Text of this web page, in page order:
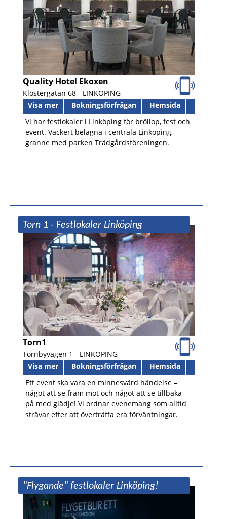
Quality Hotel Ekoxen
Klostergatan 68 - LINKÖPING
Visa mer
Bokningsförfrågan
Hemsida
Vi har festlokaler i Linköping för bröllop, fest och
event. Vackert belägna i centrala Linköping,
granne med parken Trädgårdsföreningen.
Torn 1 - Festlokaler Linköping
Torn1
Tornbyvägen 1 - LINKÖPING
Visa mer
Bokningsförfrågan
Hemsida
Ett event ska vara en minnesvärd händelse –
något att se fram mot och något att se tillbaka
på med glädje! Vi ordnar evenemang som alltid
strävar efter att överträffa era förväntningar.
"Flygande" festlokaler Linköping!